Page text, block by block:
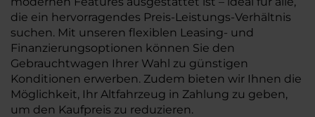
die ein hervorragendes Preis-Leistungs-Verhältnis
suchen. Mit unseren flexiblen Leasing- und
Finanzierungsoptionen können Sie den
Gebrauchtwagen Ihrer Wahl zu günstigen
Konditionen erwerben. Zudem bieten wir Ihnen die
Möglichkeit, Ihr Altfahrzeug in Zahlung zu geben,
um den Kaufpreis zu reduzieren.